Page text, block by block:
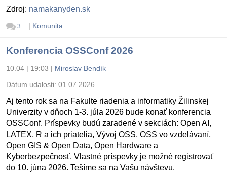
Zdroj: namakanyden.sk
3 | Komunita
Konferencia OSSConf 2026
10.04 | 19:03 | Miroslav Bendík
Dátum udalosti: 01.07.2026
Aj tento rok sa na Fakulte riadenia a informatiky Žilinskej
Univerzity v dňoch 1-3. júla 2026 bude konať konferencia
OSSConf. Príspevky budú zaradené v sekciách: Open AI,
LATEX, R a ich priatelia, Vývoj OSS, OSS vo vzdelávaní,
Open GIS & Open Data, Open Hardware a
Kyberbezpečnosť. Vlastné príspevky je možné registrovať
do 10. júna 2026. Tešíme sa na Vašu návštevu.